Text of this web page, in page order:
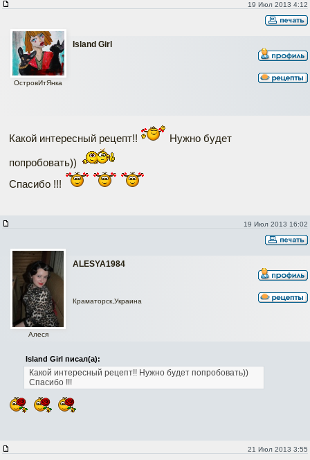
19 Июл 2013 4:12
Island Girl
ОстровИтЯнка
Какой интересный рецепт!! Нужно будет
попробовать))
Спасибо !!!
19 Июл 2013 16:02
АLESYA1984
Алеся
Краматорск,Украина
Island Girl писал(а):
Какой интересный рецепт!! Нужно будет попробовать))
Спасибо !!!
21 Июл 2013 3:55